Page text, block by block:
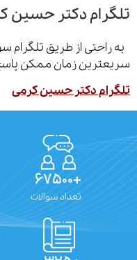
دکتر حسین
از طریق تلگرام سوالات
زمان ممکن پاسخ خود
دکتر حسین کرمی
تعداد سوالات